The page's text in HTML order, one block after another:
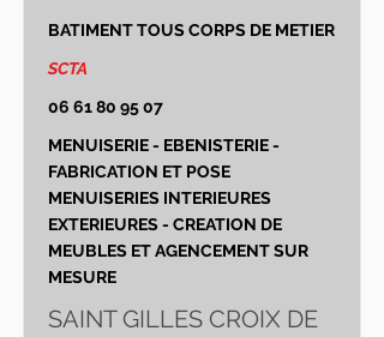
BATIMENT TOUS CORPS DE METIER
SCTA
06 61 80 95 07
MENUISERIE - EBENISTERIE -
FABRICATION ET POSE
MENUISERIES INTERIEURES
EXTERIEURES - CREATION DE
MEUBLES ET AGENCEMENT SUR
MESURE
SAINT GILLES CROIX DE